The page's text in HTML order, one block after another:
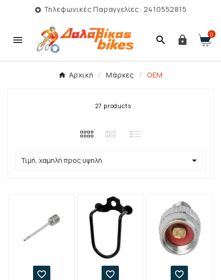
 Τηλεφωνικές Παραγγελίες: 2410552815
   0
Αρχική Μάρκες OEM
27 products
Τιμή, χαμηλή προς υψηλή 
  